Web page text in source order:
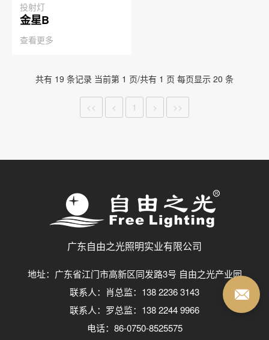
投射灯
金星B
查看更多
共有 19 条记录 当前第 1 页/共有 1 页 每页显示 20 条
<< < 1 > >>
广东自由之光照明实业有限公司
地址：广东省江门市高新区同发路3号 自由之光产业园
联系人：肖总监：138 2236 3143
联系人：罗总监：138 2244 9966
电话：86-0750-8525575